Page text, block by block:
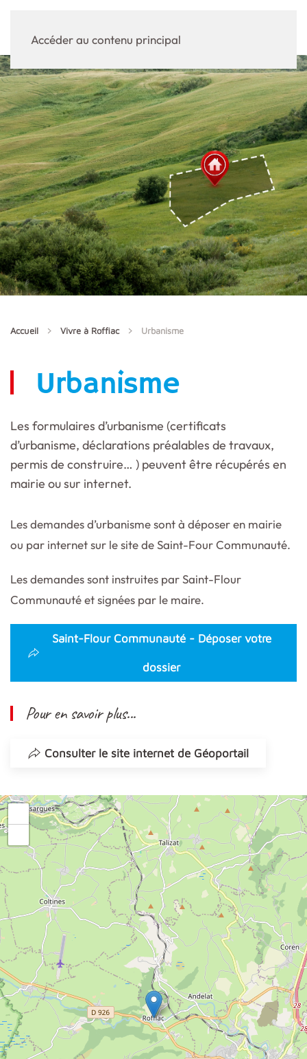
Accéder au contenu principal
Accueil Vivre à Roffiac Urbanisme
Urbanisme
Les formulaires d’urbanisme (certificats
d’urbanisme, déclarations préalables de travaux,
permis de construire… ) peuvent être récupérés en
mairie ou sur internet.
Les demandes d’urbanisme sont à déposer en mairie
ou par internet sur le site de Saint-Four Communauté.
Les demandes sont instruites par Saint-Flour
Communauté et signées par le maire.
Saint-Flour Communauté - Déposer votre
dossier
Pour en savoir plus...
Consulter le site internet de Géoportail